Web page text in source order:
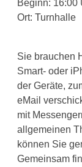
Beginn: 16:00
Ort: Turnhalle
Sie brauchen
Smart- oder
der Geräte,
eMail
mit
allgemeinen
können Sie
Gemeinsam